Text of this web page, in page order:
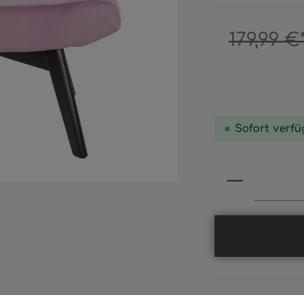
179,99
Sofort